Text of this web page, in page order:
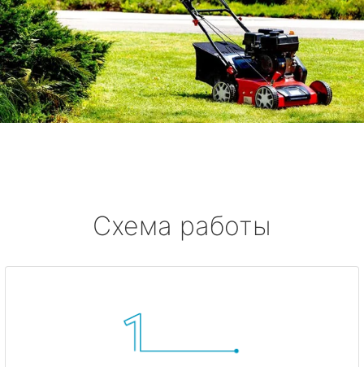
Схема работы